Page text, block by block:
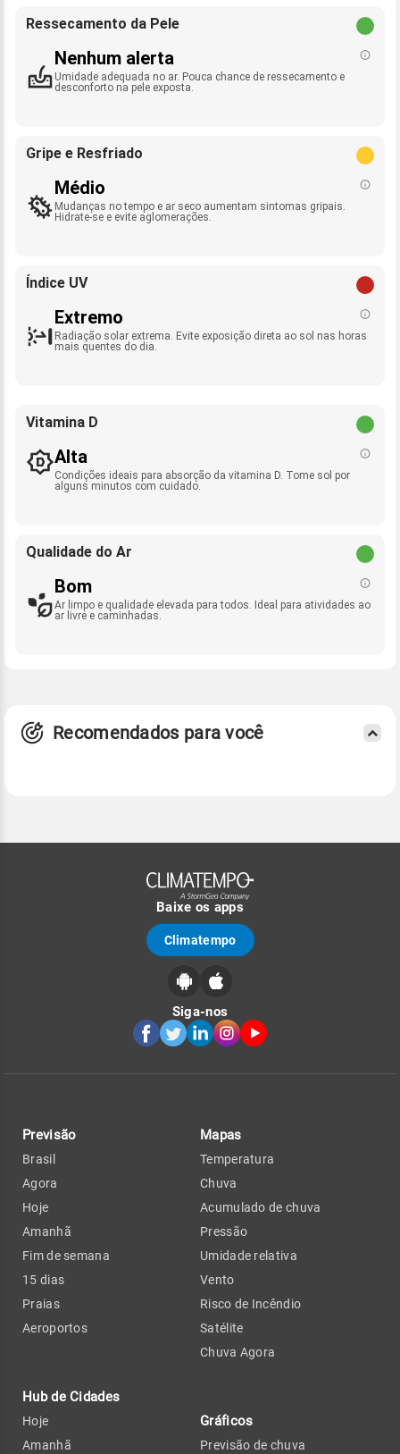
Ressecamento da Pele
Nenhum alerta
Umidade adequada no ar. Pouca chance de ressecamento e
desconforto na pele exposta.
Gripe e Resfriado
Médio
Mudanças no tempo e ar seco aumentam sintomas gripais.
Hidrate-se e evite aglomerações.
Índice UV
Extremo
Radiação solar extrema. Evite exposição direta ao sol nas horas
mais quentes do dia.
Vitamina D
Alta
Condições ideais para absorção da vitamina D. Tome sol por
alguns minutos com cuidado.
Qualidade do Ar
Bom
Ar limpo e qualidade elevada para todos. Ideal para atividades ao
ar livre e caminhadas.
Recomendados para você
Baixe os apps
Climatempo
Siga-nos
Previsão
Brasil
Agora
Hoje
Amanhã
Fim de semana
15 dias
Praias
Aeroportos
Hub de Cidades
Hoje
Amanhã
Mapas
Temperatura
Chuva
Acumulado de chuva
Pressão
Umidade relativa
Vento
Risco de Incêndio
Satélite
Chuva Agora
Gráficos
Previsão de chuva